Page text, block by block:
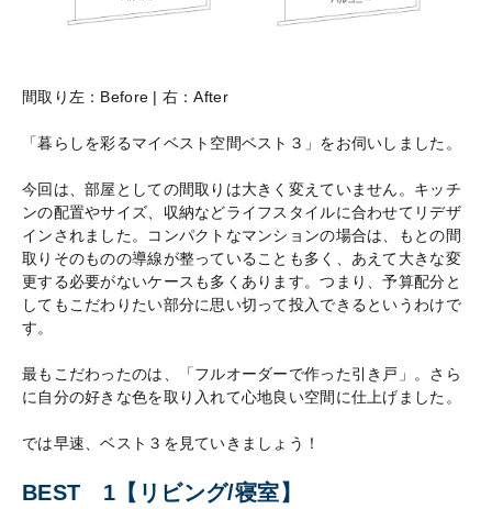
間取り左：Before | 右：After
「暮らしを彩るマイベスト空間ベスト３」をお伺いしました。
今回は、部屋としての間取りは大きく変えていません。キッチ
ンの配置やサイズ、収納などライフスタイルに合わせてリデザ
インされました。コンパクトなマンションの場合は、もとの間
取りそのものの導線が整っていることも多く、あえて大きな変
更する必要がないケースも多くあります。つまり、予算配分と
してもこだわりたい部分に思い切って投入できるというわけで
す。
最もこだわったのは、「フルオーダーで作った引き戸」。さら
に自分の好きな色を取り入れて心地良い空間に仕上げました。
では早速、ベスト３を見ていきましょう！
BEST 1【リビング/寝室】